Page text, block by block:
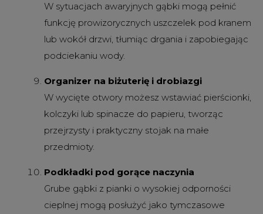
W sytuacjach awaryjnych gąbki mogą pełnić
funkcję prowizorycznych uszczelek pod kranem
lub wokół drzwi, tłumiąc drgania i zapobiegając
podciekaniu wody.
Organizer na biżuterię i drobiazgi
W wycięte otwory możesz wstawiać pierścionki,
kolczyki lub spinacze do papieru, tworząc
przejrzysty i praktyczny stojak na małe
przedmioty.
Podkładki pod gorące naczynia
Grube gąbki z pianki o wysokiej odporności
cieplnej mogą posłużyć jako tymczasowe